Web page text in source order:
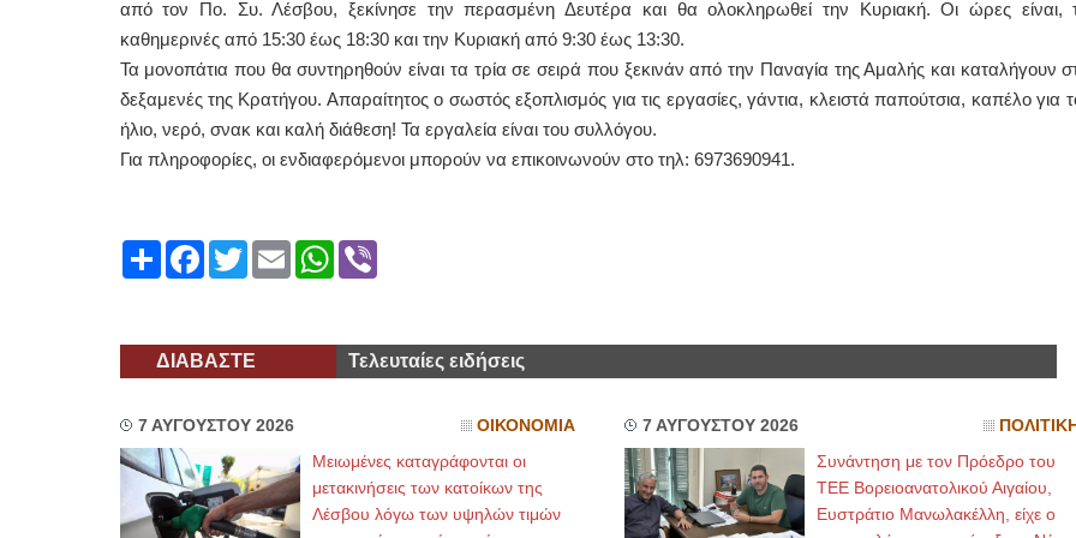
από τον Πο. Συ. Λέσβου, ξεκίνησε την περασμένη Δευτέρα και θα ολοκληρωθεί την Κυριακή. Οι ώρες είναι,
καθημερινές από 15:30 έως 18:30 και την Κυριακή από 9:30 έως 13:30.
Τα μονοπάτια που θα συντηρηθούν είναι τα τρία σε σειρά που ξεκινάν από την Παναγία της Αμαλής και καταλήγουν
δεξαμενές της Κρατήγου. Απαραίτητος ο σωστός εξοπλισμός για τις εργασίες, γάντια, κλειστά παπούτσια, καπέλο για
ήλιο, νερό, σνακ και καλή διάθεση! Τα εργαλεία είναι του συλλόγου.
Για πληροφορίες, οι ενδιαφερόμενοι μπορούν να επικοινωνούν στο τηλ: 6973690941.
ShareFacebook
TwitterEmailWhatsApp
Viber
ΔΙΑΒΑΣΤΕ Τελευταίες ειδήσεις
7 ΑΥΓΟΥΣΤΟΥ 2026 ΟΙΚΟΝΟΜΙΑ
Μειωμένες καταγράφονται οι
μετακινήσεις των κατοίκων της
Λέσβου λόγω των υψηλών τιμών
7 ΑΥΓΟΥΣΤΟΥ 2026 ΠΟΛΙΤΙΚΗ
Συνάντηση με τον Πρόεδρο του
ΤΕΕ Βορειοανατολικού Αιγαίου,
Ευστράτιο Μανωλακέλλη, είχε ο
ΧΕΙΡΟΥΡΓΟΣ
ΟΦΘΑΛΜΙΑΤΡΟΣ